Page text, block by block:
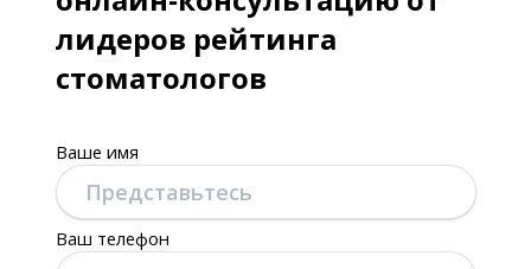
лидеров рейтинга
стоматологов
Ваше имя
Ваш телефон